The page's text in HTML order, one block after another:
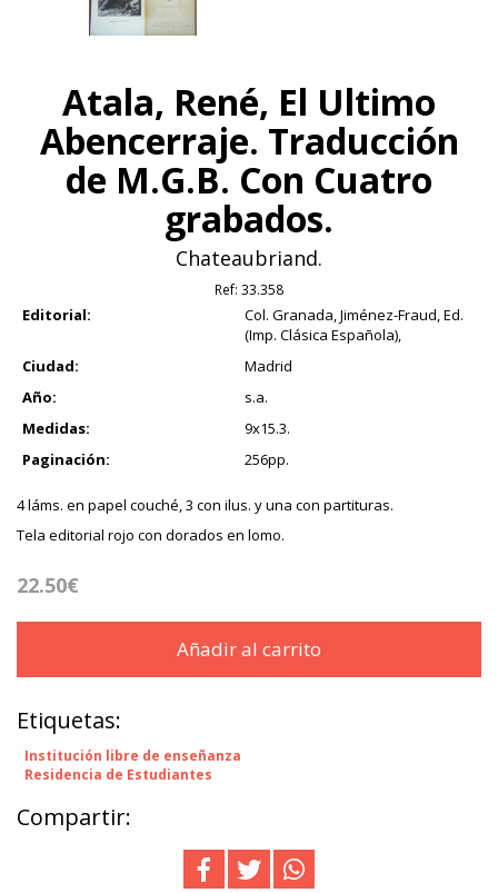
Atala, René, El Ultimo
Abencerraje. Traducción
de M.G.B. Con Cuatro
grabados.
Chateaubriand.
Ref: 33.358
Editorial:
Col. Granada, Jiménez-Fraud, Ed.
(Imp. Clásica Española),
Ciudad:
Madrid
Año:
s.a.
Medidas:
9x15.3.
Paginación:
256pp.
4 láms. en papel couché, 3 con ilus. y una con partituras.
Tela editorial rojo con dorados en lomo.
22.50€
Añadir al carrito
Etiquetas:
Institución libre de enseñanza
Residencia de Estudiantes
Compartir: